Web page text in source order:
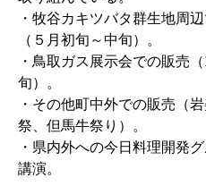
・牧谷カキツバタ群生地周
（５月初旬～中旬）。
・鳥取ガス展示会での販売
旬）。
・その他町中外での販売（
祭、但馬牛祭り）。
・県内外への今日料理開発
講演。